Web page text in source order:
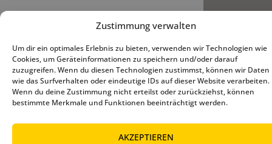
Zustimmung verwalten
Um dir ein optimales Erlebnis zu bieten, verwenden wir Technologien wie
Cookies, um Geräteinformationen zu speichern und/oder darauf
zuzugreifen. Wenn du diesen Technologien zustimmst, können wir Daten
wie das Surfverhalten oder eindeutige IDs auf dieser Website verarbeiten.
Wenn du deine Zustimmung nicht erteilst oder zurückziehst, können
bestimmte Merkmale und Funktionen beeinträchtigt werden.
AKZEPTIEREN
© 2025 – Deutscher Baseball
und Softball Verband e.V.
Impressum|Datenschutz |
Cookie-Richtlinie (EU)